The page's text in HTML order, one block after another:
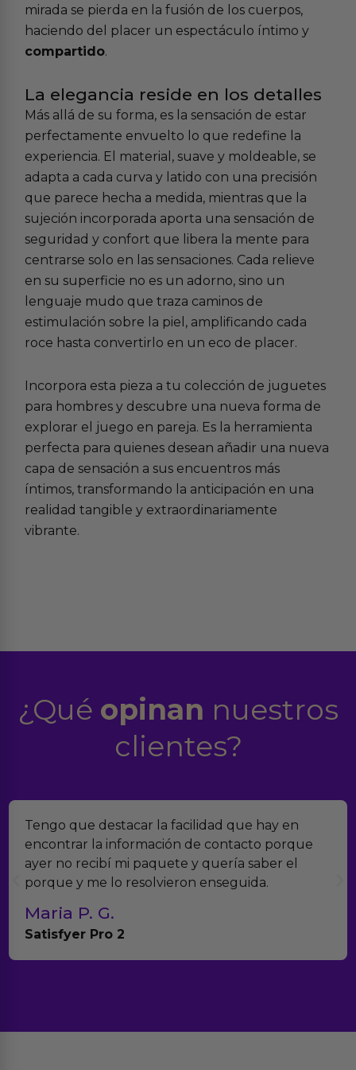
mirada se pierda en la fusión de los cuerpos,
haciendo del placer un espectáculo íntimo y
compartido.
La elegancia reside en los detalles
Más allá de su forma, es la sensación de estar
perfectamente envuelto lo que redefine la
experiencia. El material, suave y moldeable, se
adapta a cada curva y latido con una precisión
que parece hecha a medida, mientras que la
sujeción incorporada aporta una sensación de
seguridad y confort que libera la mente para
centrarse solo en las sensaciones. Cada relieve
en su superficie no es un adorno, sino un
lenguaje mudo que traza caminos de
estimulación sobre la piel, amplificando cada
roce hasta convertirlo en un eco de placer.
Incorpora esta pieza a tu colección de juguetes
para hombres y descubre una nueva forma de
explorar el juego en pareja. Es la herramienta
perfecta para quienes desean añadir una nueva
capa de sensación a sus encuentros más
íntimos, transformando la anticipación en una
realidad tangible y extraordinariamente
vibrante.
¿Qué opinan nuestros
clientes?
Tengo que destacar la facilidad que hay en
encontrar la información de contacto porque
ayer no recibí mi paquete y quería saber el
porque y me lo resolvieron enseguida.
Maria P. G.
Satisfyer Pro 2